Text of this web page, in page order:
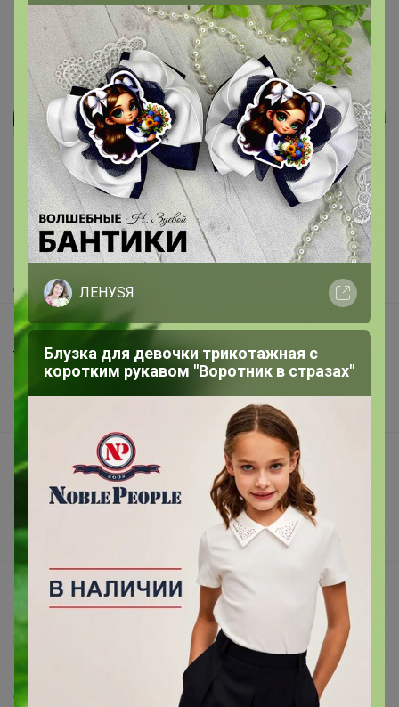
Реклама
Как здесь все устроено?
Как сделать заказ?
Как получить?
Доставка
Шоурумы
Торговые марки
Наша команда
Подарочные сертификаты
Реклама на сайте
Вакансии
support@24-ok.ru
Написать в поддержку
Защита покупателя
О нас
ЛЕНУSЯ
Блузка для девочки трикотажная с
коротким рукавом "Воротник в стразах"